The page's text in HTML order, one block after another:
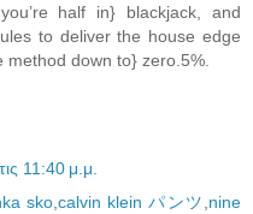
half in} blackjack, and
to deliver the house edge
down to} zero.5%.
11:40 μ.μ.
sko, calvin klein パンツ nine